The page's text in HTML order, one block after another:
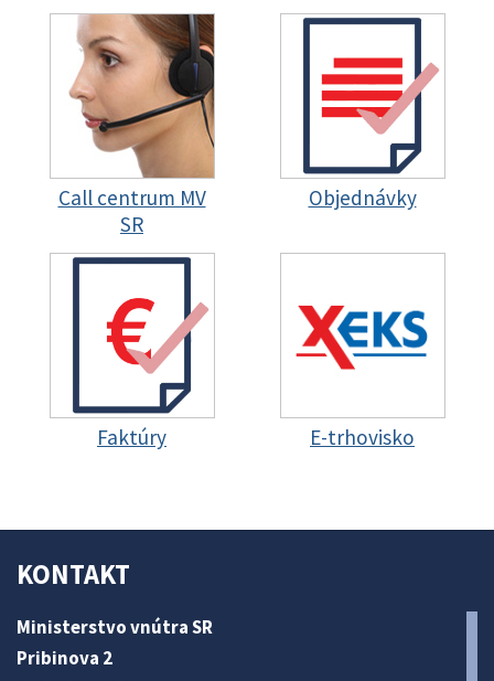
Call centrum MV
SR
Objednávky
Faktúry E-trhovisko
KONTAKT
Ministerstvo vnútra SR
Pribinova 2